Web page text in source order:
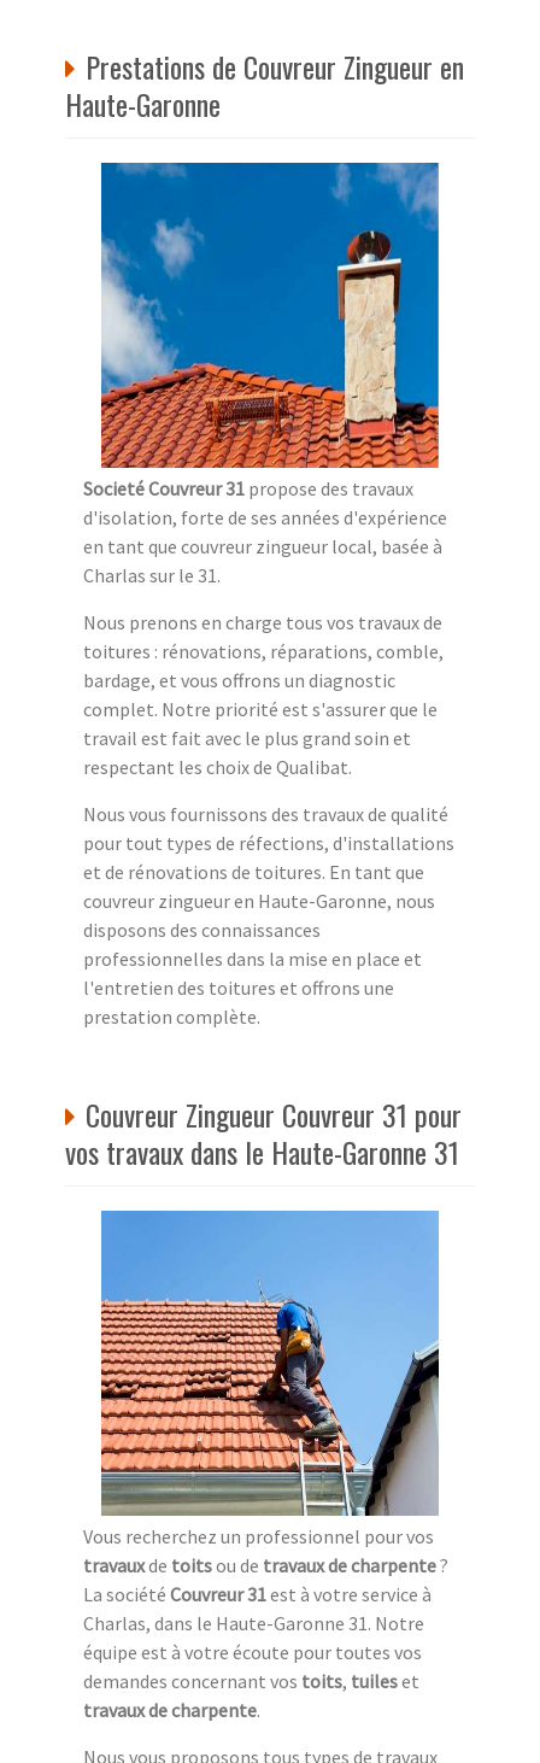
Prestations de Couvreur Zingueur en
Haute-Garonne
Societé Couvreur 31 propose des travaux
d'isolation, forte de ses années d'expérience
en tant que couvreur zingueur local, basée à
Charlas sur le 31.
Nous prenons en charge tous vos travaux de
toitures : rénovations, réparations, comble,
bardage, et vous offrons un diagnostic
complet. Notre priorité est s'assurer que le
travail est fait avec le plus grand soin et
respectant les choix de Qualibat.
Nous vous fournissons des travaux de qualité
pour tout types de réfections, d'installations
et de rénovations de toitures. En tant que
couvreur zingueur en Haute-Garonne, nous
disposons des connaissances
professionnelles dans la mise en place et
l'entretien des toitures et offrons une
prestation complète.
Couvreur Zingueur Couvreur 31 pour
vos travaux dans le Haute-Garonne 31
Vous recherchez un professionnel pour vos
travauxde toitsou de travaux de charpente?
La société Couvreur 31est à votre service à
Charlas, dans le Haute-Garonne 31. Notre
équipe est à votre écoute pour toutes vos
demandes concernant vos toits, tuileset
travaux de charpente.
Nous vous proposons tous types de travaux